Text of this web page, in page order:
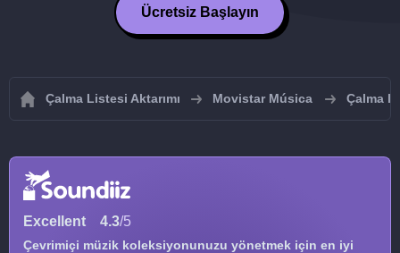
Ücretsiz Başlayın
Çalma Listesi Aktarımı Movistar Música Çalma
Excellent 4.3/5
Çevrimiçi müzik koleksiyonunuzu yönetmek için en iyi